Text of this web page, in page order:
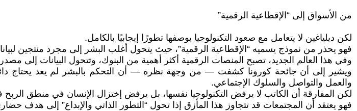
من الأسواق إلى “الإقطاعية الرقمية”
لكن ديلياغين لا يتعامل مع صعود التكنولوجيا بوصفها تطورًا إيجابيًا بالكامل.
فهو يحذر من نموذج يسميه “الإقطاعية الرقمية”، حيث يتحول أغلب البشر إلى مجرد منتجين
وفي هذا العالم الجديد، تصبح المنصات الرقمية أكثر أهمية من البنوك، وتتحول البيانات إلى
ويشير إلى أن جائحة كورونا كشفت — من وجهة نظره — أن التحكم بالبشر لم يعد يحتاج دائمًا
والعمل والتواصل والسلوك الإجتماعي.
لكن المفارقة أن الكاتب لا يرفض التكنولوجيا نفسها، بل يرفض إختزال الإنسان في منطق
فهو يعتقد أن المجتمعات قد تتجاوز هذا المأزق إذا تحول “التطور الذاتي والإبداع” إلى هدف